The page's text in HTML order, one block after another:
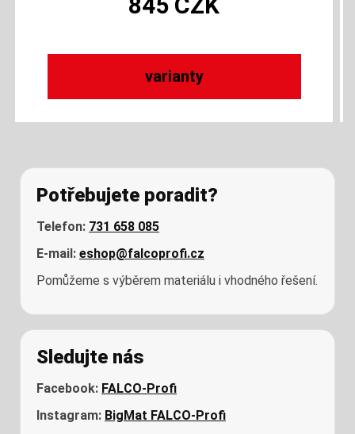
CERESIT CT 88 WHITE PĚNA
VYPLŇOVÁNÍ/OPRAVY ETICS 750 ML
Skladem
TEPELNÁ IZOLACE NEW THERM
3 437
ELEKTROKOLOBĚŽKA DS500L
skladem
Potřebujete poradit?
Telefon: 731 658 085
E-mail: eshop@falcoprofi.cz
Pomůžeme s výběrem materiálu i vhodného řešení.
Sledujte nás
Facebook: FALCO-Profi
Instagram: BigMat FALCO-Profi